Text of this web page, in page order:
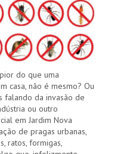
do que uma
casa, não é mesmo? Ou
falando da invasão de
ou outro
em Jardim Nova
de pragas urbanas,
ratos, formigas,